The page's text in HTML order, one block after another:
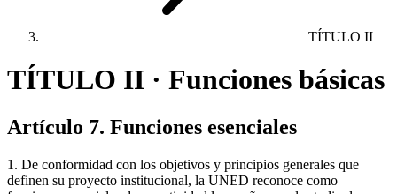
TÍTULO II
TÍTULO II · Funciones básicas
Artículo 7. Funciones esenciales
1. De conformidad con los objetivos y principios generales que
definen su proyecto institucional, la UNED reconoce como